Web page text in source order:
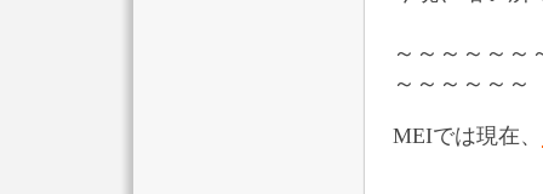
～～～～～～
～～～～～～
MEIでは現在、